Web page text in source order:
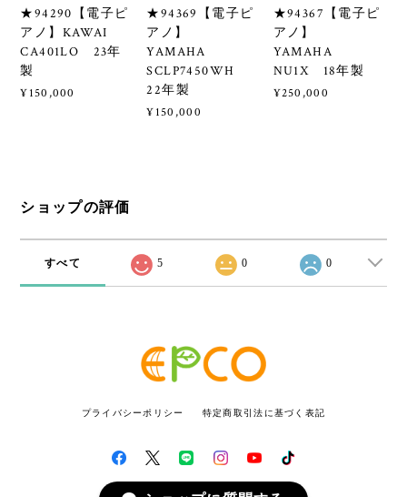
★94290【電子ピ
アノ】KAWAI
CA401LO 23年
製
¥150,000
★94369【電子ピ
アノ】
YAMAHA
SCLP7450WH
22年製
¥150,000
★94367【電子ピ
アノ】
YAMAHA
NU1X 18年製
¥250,000
ショップの評価
すべて 5 0 0
プライバシーポリシー 特定商取引法に基づく表記